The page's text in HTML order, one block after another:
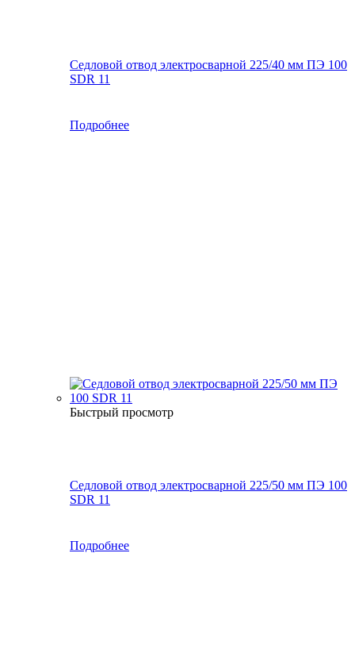
Седловой отвод электросварной 225/40 мм ПЭ 100
SDR 11
Подробнее
Быстрый просмотр
Седловой отвод электросварной 225/50 мм ПЭ 100
SDR 11
Подробнее